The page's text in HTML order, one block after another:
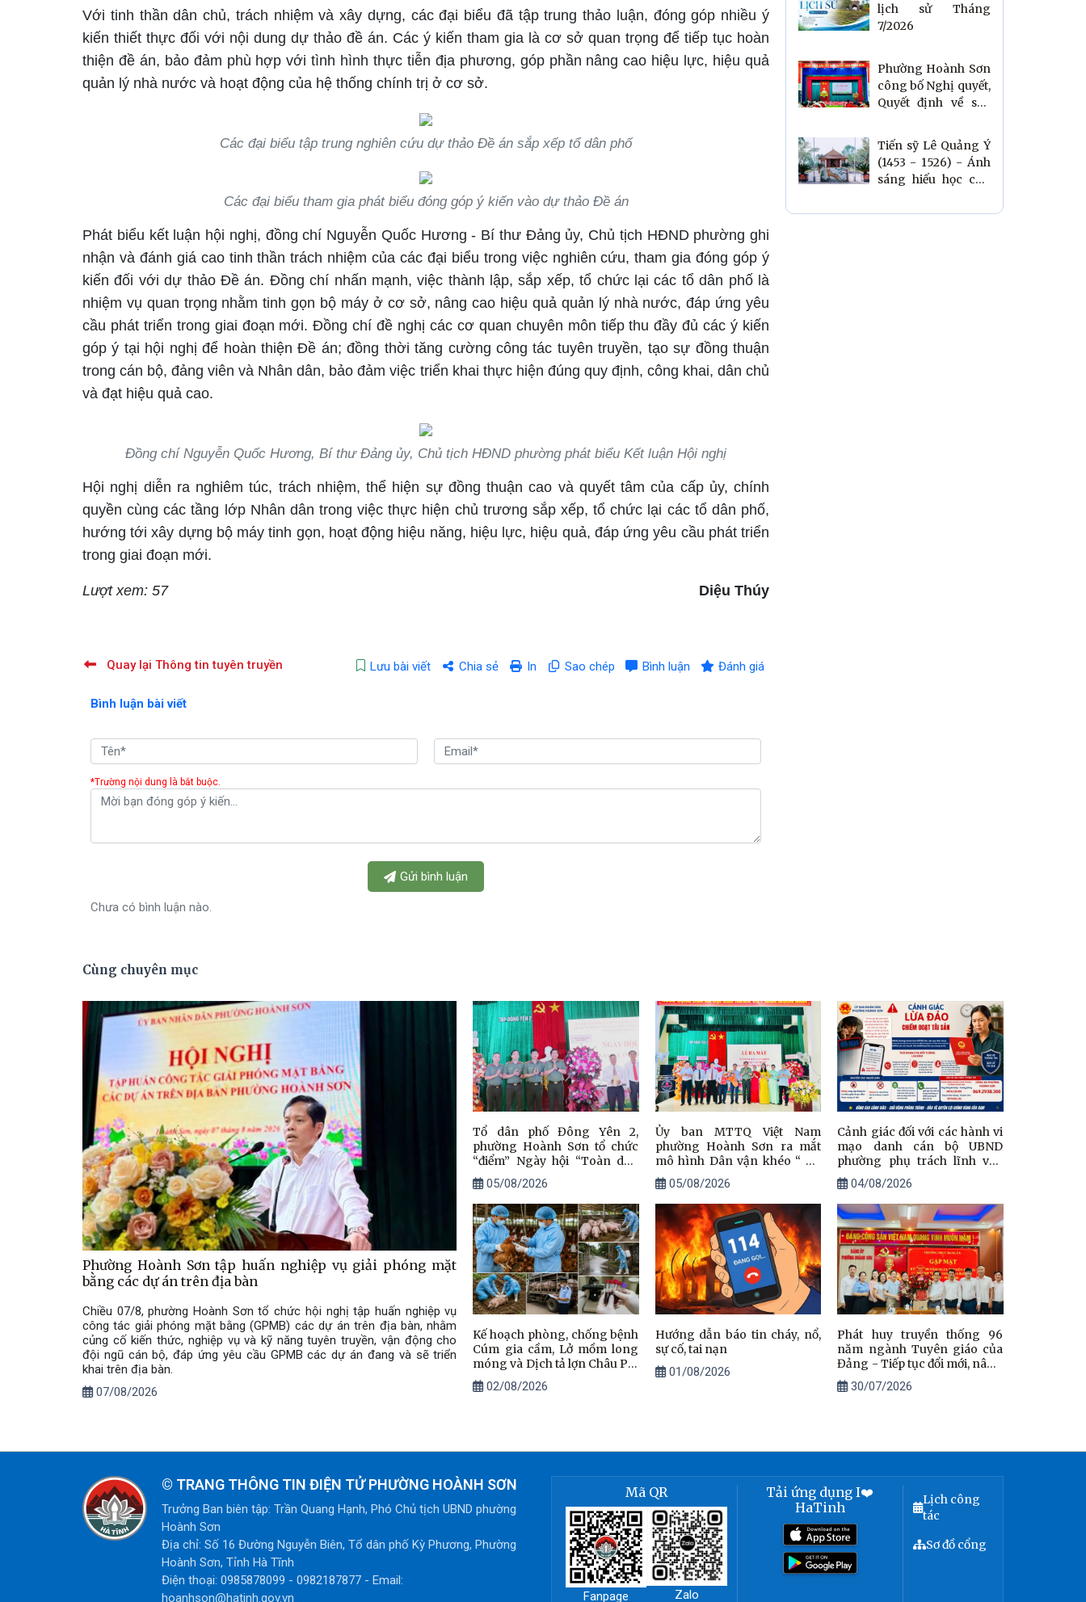
Với tinh thần dân chủ, trách nhiệm và xây dựng, các đại biểu đã tập trung thảo luận, đóng góp nhiều ý
kiến thiết thực đối với nội dung dự thảo đề án. Các ý kiến tham gia là cơ sở quan trọng để tiếp tục hoàn
thiện đề án, bảo đảm phù hợp với tình hình thực tiễn địa phương, góp phần nâng cao hiệu lực, hiệu quả
quản lý nhà nước và hoạt động của hệ thống chính trị ở cơ sở.
Các đại biểu tập trung nghiên cứu dự thảo Đề án sắp xếp tổ dân phố
Các đại biểu tham gia phát biểu đóng góp ý kiến vào dự thảo Đề án
Phát biểu kết luận hội nghị, đồng chí Nguyễn Quốc Hương - Bí thư Đảng ủy, Chủ tịch HĐND phường ghi
nhận và đánh giá cao tinh thần trách nhiệm của các đại biểu trong việc nghiên cứu, tham gia đóng góp ý
kiến đối với dự thảo Đề án. Đồng chí nhấn mạnh, việc thành lập, sắp xếp, tổ chức lại các tổ dân phố là
nhiệm vụ quan trọng nhằm tinh gọn bộ máy ở cơ sở, nâng cao hiệu quả quản lý nhà nước, đáp ứng yêu
cầu phát triển trong giai đoạn mới. Đồng chí đề nghị các cơ quan chuyên môn tiếp thu đầy đủ các ý kiến
góp ý tại hội nghị để hoàn thiện Đề án; đồng thời tăng cường công tác tuyên truyền, tạo sự đồng thuận
trong cán bộ, đảng viên và Nhân dân, bảo đảm việc triển khai thực hiện đúng quy định, công khai, dân chủ
và đạt hiệu quả cao.
Đồng chí Nguyễn Quốc Hương, Bí thư Đảng ủy, Chủ tịch HĐND phường phát biểu Kết luận Hội nghị
Hội nghị diễn ra nghiêm túc, trách nhiệm, thể hiện sự đồng thuận cao và quyết tâm của cấp ủy, chính
quyền cùng các tầng lớp Nhân dân trong việc thực hiện chủ trương sắp xếp, tổ chức lại các tổ dân phố,
hướng tới xây dựng bộ máy tinh gọn, hoạt động hiệu năng, hiệu lực, hiệu quả, đáp ứng yêu cầu phát triển
trong giai đoạn mới.
Lượt xem: 57 Diệu Thúy
Quay lại Thông tin tuyên truyền Lưu bài viết Chia sẻ In Sao chép Bình luận Đánh giá
Bình luận bài viết
*Trường nội dung là bắt buộc.
Gửi bình luận
Chưa có bình luận nào.
lịch sử Tháng
7/2026
Phường Hoành Sơn
công bố Nghị quyết,
Quyết định về sắp
Tiến sỹ Lê Quảng Ý
(1453 - 1526) - Ánh
sáng hiếu học còn
Cùng chuyên mục
Phường Hoành Sơn tập huấn nghiệp vụ giải phóng mặt
bằng các dự án trên địa bàn
Chiều 07/8, phường Hoành Sơn tổ chức hội nghị tập huấn nghiệp vụ
công tác giải phóng mặt bằng (GPMB) các dự án trên địa bàn, nhằm
củng cố kiến thức, nghiệp vụ và kỹ năng tuyên truyền, vận động cho
đội ngũ cán bộ, đáp ứng yêu cầu GPMB các dự án đang và sẽ triển
khai trên địa bàn.
07/08/2026
Tổ dân phố Đông Yên 2,
phường Hoành Sơn tổ chức
“điểm” Ngày hội “Toàn dân
bảo vệ an ninh Tổ quốc” năm
202605/08/2026
Ủy ban MTTQ Việt Nam
phường Hoành Sơn ra mắt
mô hình Dân vận khéo “ Xứ
đạo văn minh” tại tổ dân phố
Đông Yên 2.
05/08/2026
Cảnh giác đối với các hành vi
mạo danh cán bộ UBND
phường phụ trách lĩnh vực
đất đai để lừa đảo
04/08/2026
Kế hoạch phòng, chống bệnh
Cúm gia cầm, Lở mồm long
móng và Dịch tả lợn Châu Phi
trên địa bàn, giai đoạn 2026 -
203002/08/2026
Hướng dẫn báo tin cháy, nổ,
sự cố, tai nạn
01/08/2026
Phát huy truyền thống 96
năm ngành Tuyên giáo của
Đảng - Tiếp tục đổi mới, nâng
cao chất lượng công tác tư
tưởng, góp phần xây dựng
30/07/2026
© TRANG THÔNG TIN ĐIỆN TỬ PHƯỜNG HOÀNH SƠN
Trưởng Ban biên tập: Trần Quang Hạnh, Phó Chủ tịch UBND phường
Hoành Sơn
Địa chỉ: Số 16 Đường Nguyễn Biên, Tổ dân phố Kỳ Phương, Phường
Hoành Sơn, Tỉnh Hà Tĩnh
Điện thoại: 0985878099 - 0982187877 - Email:
hoanhson@hatinh.gov.vn
Mã QR
Fanpage Zalo
Tải ứng dụng I❤️
HaTinh
Lịch công
tác
Sơ đồ cổng